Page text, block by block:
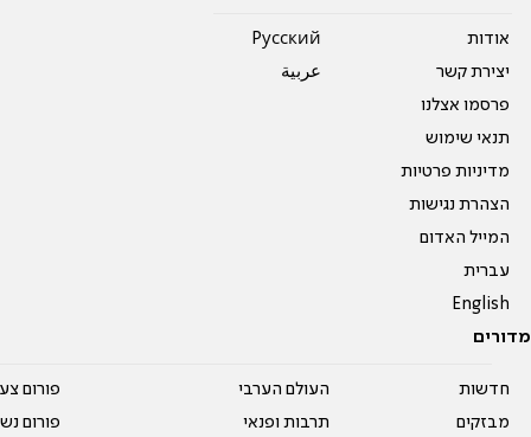
אודות
יצירת קשר
פרסמו אצלנו
תנאי שימוש
מדיניות פרטיות
הצהרת נגישות
המייל האדום
עברית
English
Pусский
عربية
מדורים
חדשות
מבזקים
העולם הערבי
תרבות ופנאי
פורום
פורום